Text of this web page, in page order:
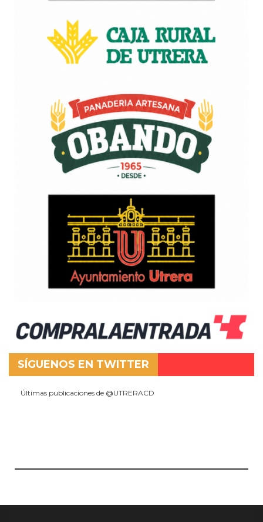
SÍGUENOS EN TWITTER
Últimas publicaciones de @UTRERACD